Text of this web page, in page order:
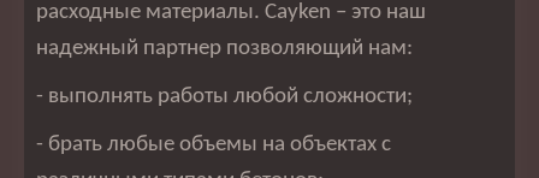
расходные материалы. Cayken – это наш
надежный партнер позволяющий нам:
- выполнять работы любой сложности;
- брать любые объемы на объектах с